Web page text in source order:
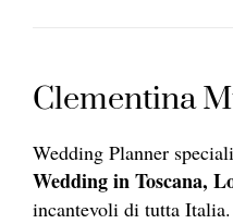
Clementina
Wedding Planner
Wedding in Toscana,
incantevoli di tutta Italia.